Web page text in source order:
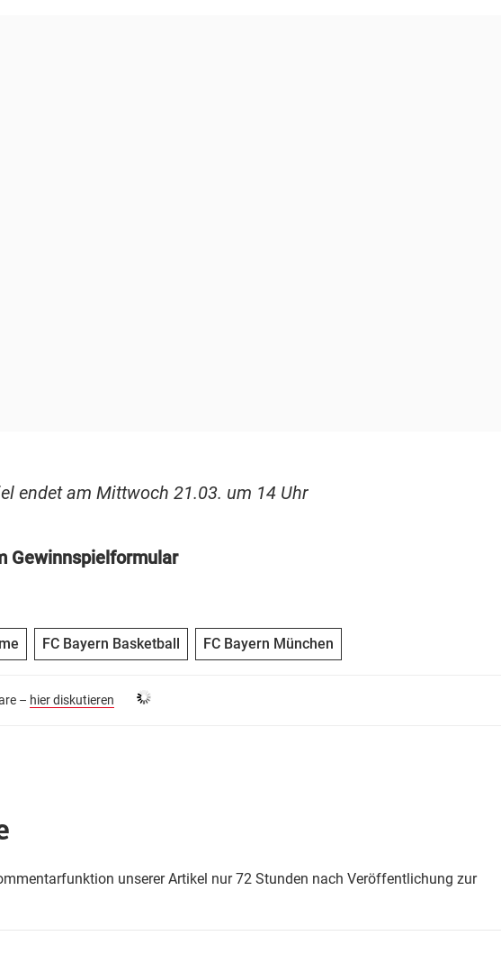
endet am Mittwoch 21.03. um 14 Uhr
Gewinnspielformular
FC Bayern Basketball FC Bayern München
– hier diskutieren
unserer Artikel nur 72 Stunden nach Veröffentlichung zur